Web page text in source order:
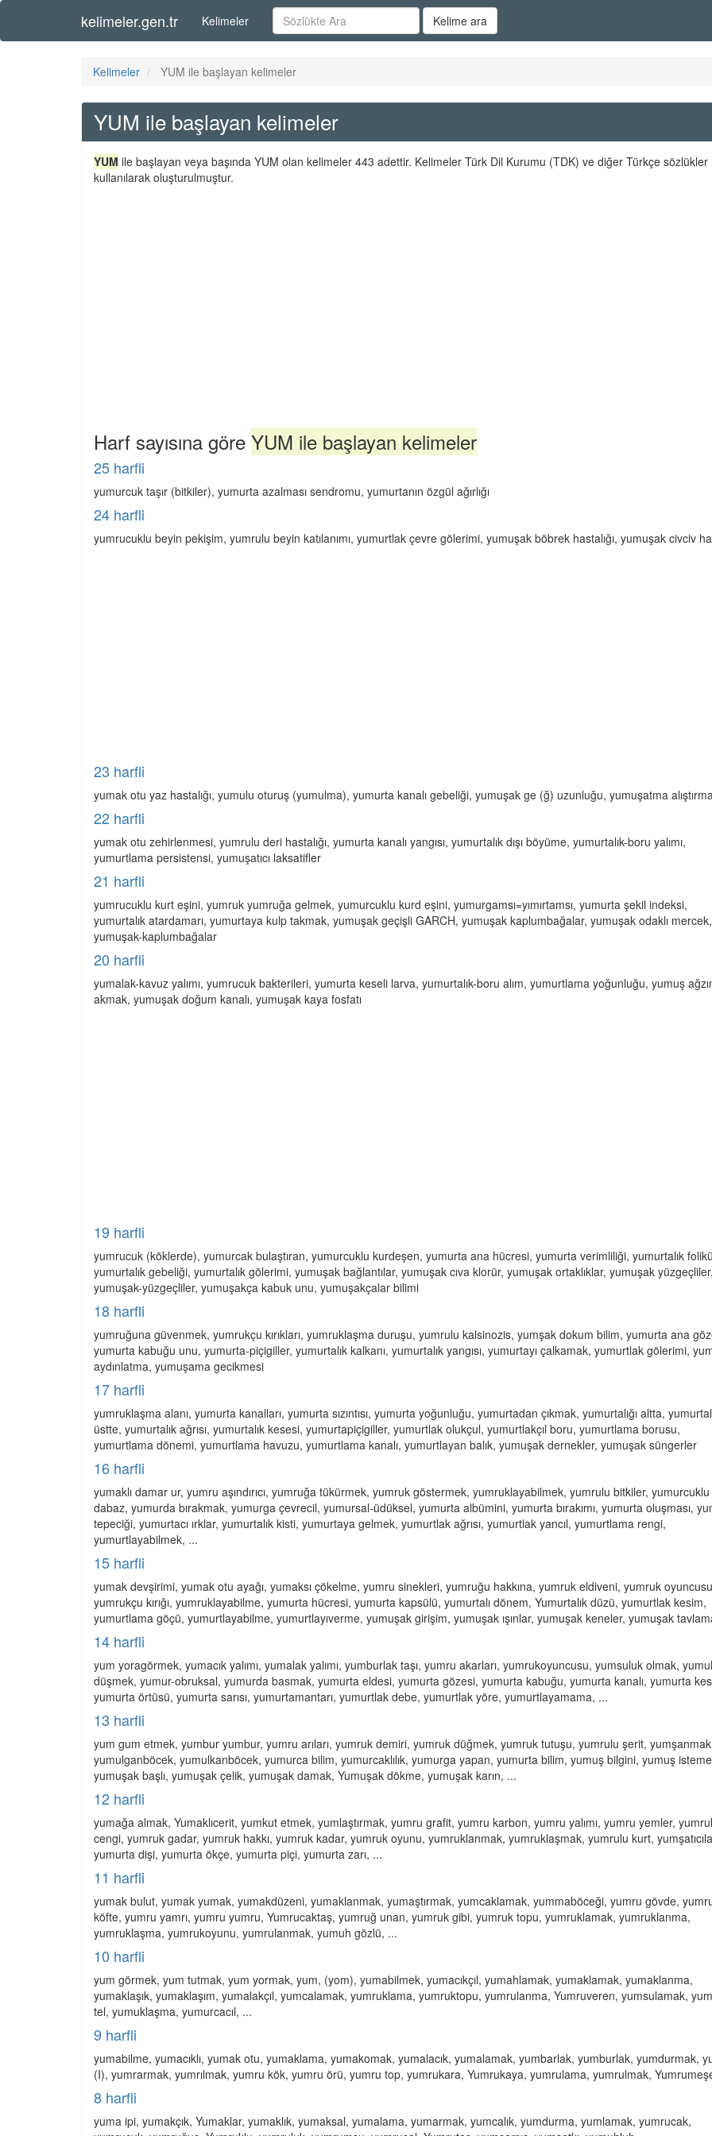
kelimeler.gen.tr Kelimeler Kelime ara
Kelimeler YUM ile başlayan kelimeler
YUM ile başlayan kelimeler
YUM ile başlayan veya başında YUM olan kelimeler 443 adettir. Kelimeler Türk Dil Kurumu (TDK) ve diğer Türkçe sözlükler
kullanılarak oluşturulmuştur.
Harf sayısına göre YUM ile başlayan kelimeler
25 harfli
yumurcuk taşır (bitkiler), yumurta azalması sendromu, yumurtanın özgül ağırlığı
24 harfli
yumrucuklu beyin pekişim, yumrulu beyin katılanımı, yumurtlak çevre gölerimi, yumuşak böbrek hastalığı, yumuşak civciv
23 harfli
yumak otu yaz hastalığı, yumulu oturuş (yumulma), yumurta kanalı gebeliği, yumuşak ge (ğ) uzunluğu, yumuşatma
22 harfli
yumak otu zehirlenmesi, yumrulu deri hastalığı, yumurta kanalı yangısı, yumurtalık dışı böyüme, yumurtalık-boru yalımı,
yumurtlama persistensi, yumuşatıcı laksatifler
21 harfli
yumrucuklu kurt eşini, yumruk yumruğa gelmek, yumurcuklu kurd eşini, yumurgamsı=yımırtamsı, yumurta şekil indeksi,
yumurtalık atardamarı, yumurtaya kulp takmak, yumuşak geçişli GARCH, yumuşak kaplumbağalar, yumuşak odaklı mercek,
yumuşak-kaplumbağalar
20 harfli
yumalak-kavuz yalımı, yumrucuk bakterileri, yumurta keseli larva, yumurtalık-boru alım, yumurtlama yoğunluğu, yumuş
akmak, yumuşak doğum kanalı, yumuşak kaya fosfatı
19 harfli
yumrucuk (köklerde), yumurcak bulaştıran, yumurcuklu kurdeşen, yumurta ana hücresi, yumurta verimliliği, yumurtalık
yumurtalık gebeliği, yumurtalık gölerimi, yumuşak bağlantılar, yumuşak cıva klorür, yumuşak ortaklıklar, yumuşak yüzgeçliler,
yumuşak-yüzgeçliler, yumuşakça kabuk unu, yumuşakçalar bilimi
18 harfli
yumruğuna güvenmek, yumrukçu kırıkları, yumruklaşma duruşu, yumrulu kalsinozis, yumşak dokum bilim, yumurta ana
yumurta kabuğu unu, yumurta-piçigiller, yumurtalık kalkanı, yumurtalık yangısı, yumurtayı çalkamak, yumurtlak gölerimi,
aydınlatma, yumuşama gecikmesi
17 harfli
yumruklaşma alanı, yumurta kanalları, yumurta sızıntısı, yumurta yoğunluğu, yumurtadan çıkmak, yumurtalığı altta,
üstte, yumurtalık ağrısı, yumurtalık kesesi, yumurtapiçigiller, yumurtlak olukçul, yumurtlakçıl boru, yumurtlama borusu,
yumurtlama dönemi, yumurtlama havuzu, yumurtlama kanalı, yumurtlayan balık, yumuşak dernekler, yumuşak süngerler
16 harfli
yumaklı damar ur, yumru aşındırıcı, yumruğa tükürmek, yumruk göstermek, yumruklayabilmek, yumrulu bitkiler, yumurcuklu
dabaz, yumurda bırakmak, yumurga çevrecil, yumursal-üdüksel, yumurta albümini, yumurta bırakımı, yumurta oluşması,
tepeciği, yumurtacı ırklar, yumurtalık kisti, yumurtaya gelmek, yumurtlak ağrısı, yumurtlak yancıl, yumurtlama rengi,
yumurtlayabilmek, ...
15 harfli
yumak devşirimi, yumak otu ayağı, yumaksı çökelme, yumru sinekleri, yumruğu hakkına, yumruk eldiveni, yumruk
yumrukçu kırığı, yumruklayabilme, yumurta hücresi, yumurta kapsülü, yumurtalı dönem, Yumurtalık düzü, yumurtlak kesim,
yumurtlama göçü, yumurtlayabilme, yumurtlayıverme, yumuşak girişim, yumuşak ışınlar, yumuşak keneler, yumuşak
14 harfli
yum yoragörmek, yumacık yalımı, yumalak yalımı, yumburlak taşı, yumru akarları, yumrukoyuncusu, yumsuluk olmak,
düşmek, yumur-obruksal, yumurda basmak, yumurta eldesi, yumurta gözesi, yumurta kabuğu, yumurta kanalı, yumurta
yumurta örtüsü, yumurta sarısı, yumurtamantarı, yumurtlak debe, yumurtlak yöre, yumurtlayamama, ...
13 harfli
yum gum etmek, yumbur yumbur, yumru arıları, yumruk demiri, yumruk düğmek, yumruk tutuşu, yumrulu şerit,
yumulganböcek, yumulkanböcek, yumurca bilim, yumurcaklılık, yumurga yapan, yumurta bilim, yumuş bilgini, yumuş
yumuşak başlı, yumuşak çelik, yumuşak damak, Yumuşak dökme, yumuşak karın, ...
12 harfli
yumağa almak, Yumaklıcerit, yumkut etmek, yumlaştırmak, yumru grafit, yumru karbon, yumru yalımı, yumru yemler,
cengi, yumruk gadar, yumruk hakkı, yumruk kadar, yumruk oyunu, yumruklanmak, yumruklaşmak, yumrulu kurt,
yumurta dişi, yumurta ökçe, yumurta piçi, yumurta zarı, ...
11 harfli
yumak bulut, yumak yumak, yumakdüzeni, yumaklanmak, yumaştırmak, yumcaklamak, yummaböceği, yumru gövde,
köfte, yumru yamrı, yumru yumru, Yumrucaktaş, yumruğ unan, yumruk gibi, yumruk topu, yumruklamak, yumruklanma,
yumruklaşma, yumrukoyunu, yumrulanmak, yumuh gözlü, ...
10 harfli
yum görmek, yum tutmak, yum yormak, yum, (yom), yumabilmek, yumacıkçıl, yumahlamak, yumaklamak, yumaklanma,
yumaklaşık, yumaklaşım, yumalakçıl, yumcalamak, yumruklama, yumruktopu, yumrulanma, Yumruveren, yumsulamak,
tel, yumuklaşma, yumurcacıl, ...
9 harfli
yumabilme, yumacıklı, yumak otu, yumaklama, yumakomak, yumalacık, yumalamak, yumbarlak, yumburlak, yumdurmak,
(I), yumrarmak, yumrılmak, yumru kök, yumru örü, yumru top, yumrukara, Yumrukaya, yumrulama, yumrulmak,
8 harfli
yuma ipi, yumakçık, Yumaklar, yumaklık, yumaksal, yumalama, yumarmak, yumcalık, yumdurma, yumlamak, yumrucak,